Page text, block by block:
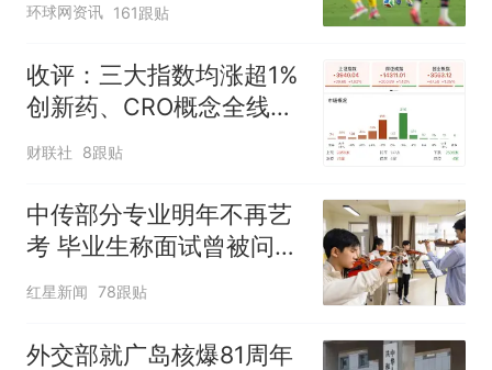
环球网资讯 161跟贴
收评：三大指数均涨超1%
创新药、CRO概念全线走
强
财联社 8跟贴
中传部分专业明年不再艺
考 毕业生称面试曾被问
“如何策划晚会” 专家：遏
红星新闻 78跟贴
外交部就广岛核爆81周年